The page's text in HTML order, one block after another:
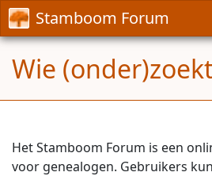
Stamboom Forum
Wie
Het Stamboom Forum is een
voor genealogen. Gebruikers